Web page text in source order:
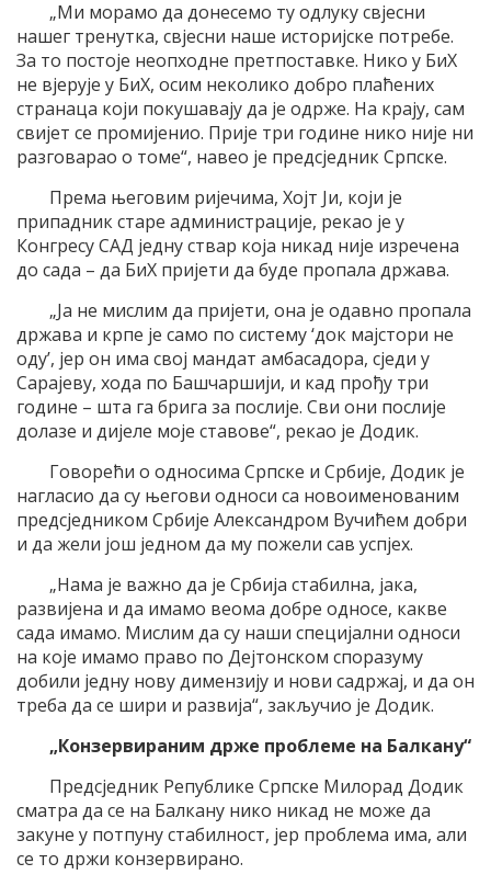
„Ми морамо да донесемо ту одлуку свјесни
нашег тренутка, свјесни наше историјске потребе.
За то постоје неопходне претпоставке. Нико у БиХ
не вјерује у БиХ, осим неколико добро плаћених
странаца који покушавају да је одрже. На крају, сам
свијет се промијенио. Прије три године нико није ни
разговарао о томе“, навео је предсједник Српске.
Према његовим ријечима, Хојт Ји, који је
припадник старе администрације, рекао је у
Конгресу САД једну ствар која никад није изречена
до сада – да БиХ пријети да буде пропала држава.
„Ја не мислим да пријети, она је одавно пропала
држава и крпе је само по систему ‘док мајстори не
оду’, јер он има свој мандат амбасадора, сједи у
Сарајеву, хода по Башчаршији, и кад прођу три
године – шта га брига за послије. Сви они послије
долазе и дијеле моје ставове“, рекао је Додик.
Говорећи о односима Српске и Србије, Додик је
нагласио да су његови односи са новоименованим
предсједником Србије Александром Вучићем добри
и да жели још једном да му пожели сав успјех.
„Нама је важно да је Србија стабилна, јака,
развијена и да имамо веома добре односе, какве
сада имамо. Мислим да су наши специјални односи
на које имамо право по Дејтонском споразуму
добили једну нову димензију и нови садржај, и да он
треба да се шири и развија“, закључио је Додик.
„Конзервираним држе проблеме на Балкану“
Предсједник Републике Српске Милорад Додик
сматра да се на Балкану нико никад не може да
закуне у потпуну стабилност, јер проблема има, али
се то држи конзервирано.